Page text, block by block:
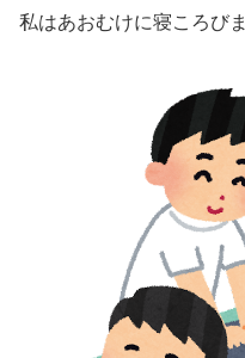
私はあおむけに寝ころびま